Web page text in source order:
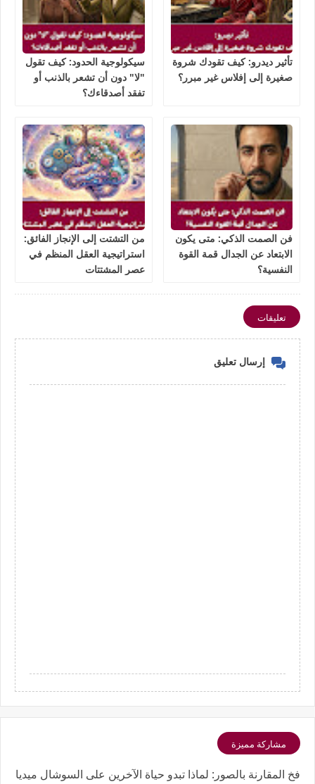
تأثير ديدرو: كيف تقودك شروة
صغيرة إلى إفلاس غير مبرر؟
سيكولوجية الحدود: كيف تقول
"لا" دون أن تشعر بالذنب أو
تفقد أصدقاءك؟
فن الصمت الذكي: متى يكون
الابتعاد عن الجدال قمة القوة
النفسية؟
من التشتت إلى الإنجاز الفائق:
استراتيجية العقل المنظم في
عصر المشتتات
تعليقات
إرسال تعليق
مشاركة مميزة
فخ المقارنة بالصور: لماذا تبدو حياة الآخرين على السوشال ميديا